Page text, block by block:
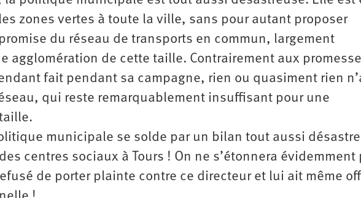
zones vertes à toute la ville, sans pour autant proposer
du réseau de transports en commun, largement
agglomération de cette taille. Contrairement aux
fait pendant sa campagne, rien ou quasiment rien
qui reste remarquablement insuffisant pour une
municipale se solde par un bilan tout aussi
centres sociaux à Tours ! On ne s’étonnera évidemment
de porter plainte contre ce directeur et lui ait même